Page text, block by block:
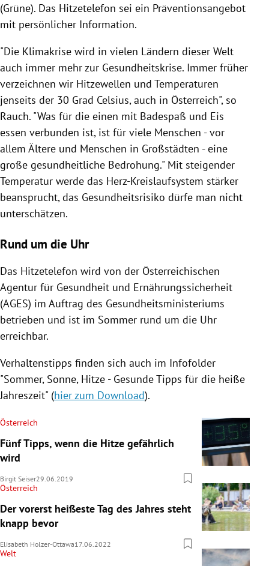
(Grüne). Das Hitzetelefon sei ein Präventionsangebot
mit persönlicher Information.
"Die Klimakrise wird in vielen Ländern dieser Welt
auch immer mehr zur Gesundheitskrise. Immer früher
verzeichnen wir Hitzewellen und Temperaturen
jenseits der 30 Grad Celsius, auch in Österreich", so
Rauch. "Was für die einen mit Badespaß und Eis
essen verbunden ist, ist für viele Menschen - vor
allem Ältere und Menschen in Großstädten - eine
große gesundheitliche Bedrohung." Mit steigender
Temperatur werde das Herz-Kreislaufsystem stärker
beansprucht, das Gesundheitsrisiko dürfe man nicht
unterschätzen.
Rund um die Uhr
Das Hitzetelefon wird von der Österreichischen
Agentur für Gesundheit und Ernährungssicherheit
(AGES) im Auftrag des Gesundheitsministeriums
betrieben und ist im Sommer rund um die Uhr
erreichbar.
Verhaltenstipps finden sich auch im Infofolder
"Sommer, Sonne, Hitze - Gesunde Tipps für die heiße
Jahreszeit" (hier zum Download).
Österreich
Fünf Tipps, wenn die Hitze gefährlich
wird
Birgit Seiser29.06.2019
Österreich
Der vorerst heißeste Tag des Jahres steht
knapp bevor
Elisabeth Holzer-Ottawa17.06.2022
Welt